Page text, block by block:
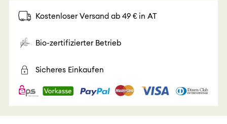
Kostenloser Versand ab 49 € in AT
Bio-zertifizierter Betrieb
Sicheres Einkaufen